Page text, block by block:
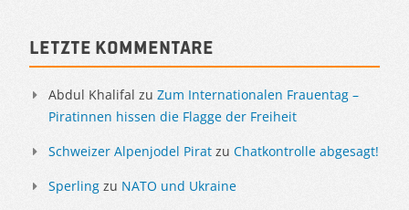
Letzte Kommentare
Abdul Khalifal zu Zum Internationalen Frauentag –
Piratinnen hissen die Flagge der Freiheit
Schweizer Alpenjodel Pirat zu Chatkontrolle abgesagt!
Sperling zu NATO und Ukraine